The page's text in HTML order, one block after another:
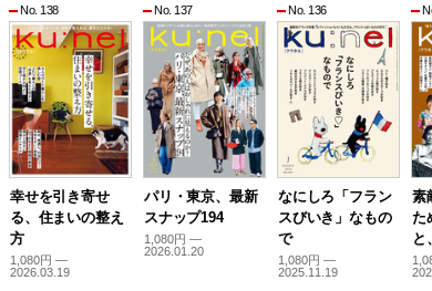
No. 138
幸せを引き寄せ
る、住まいの整え
方
1,080円 —
2026.03.19
No. 137
パリ・東京、最新
スナップ194
1,080円 —
2026.01.20
No. 136
なにしろ「フラン
スびいき」なもの
で
1,080円 —
2025.11.19
素
た
と